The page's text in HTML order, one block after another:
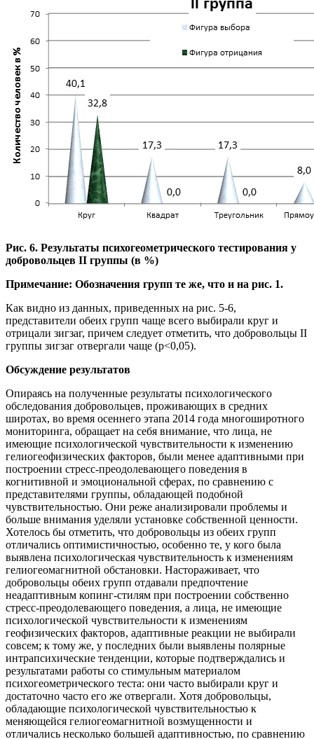
Рис. 6. Результаты психогеометрического тестирования у
добровольцев II группы (в %)
Примечание: Обозначения групп те же, что и на рис. 1.
Как видно из данных, приведенных на рис. 5-6,
представители обеих групп чаще всего выбирали круг и
отрицали зигзаг, причем следует отметить, что добровольцы II
группы зигзаг отвергали чаще (p<0,05).
Обсуждение результатов
Опираясь на полученные результаты психологического
обследования добровольцев, проживающих в средних
широтах, во время осеннего этапа 2014 года многоширотного
мониторинга, обращает на себя внимание, что лица, не
имеющие психологической чувствительности к изменению
гелиогеофизических факторов, были менее адаптивными при
построении стресс-преодолевающего поведения в
когнитивной и эмоциональной сферах, по сравнению с
представителями группы, обладающей подобной
чувствительностью. Они реже анализировали проблемы и
больше внимания уделяли установке собственной ценности.
Хотелось бы отметить, что добровольцы из обеих групп
отличались оптимистичностью, особенно те, у кого была
выявлена психологическая чувствительность к изменениям
гелиогеомагнитной обстановки. Настораживает, что
добровольцы обеих групп отдавали предпочтение
неадаптивным копинг-стилям при построении собственно
стресс-преодолевающего поведения, а лица, не имеющие
психологической чувствительности к изменениям
геофизических факторов, адаптивные реакции не выбирали
совсем; к тому же, у последних были выявлены полярные
интрапсихические тенденции, которые подтверждались и
результатами работы со стимульным материалом
психогеометрического теста: они часто выбирали круг и
достаточно часто его же отвергали. Хотя добровольцы,
обладающие психологической чувствительностью к
меняющейся гелиогеомагнитной возмущенности и
отличались несколько большей адаптивностью, по сравнению